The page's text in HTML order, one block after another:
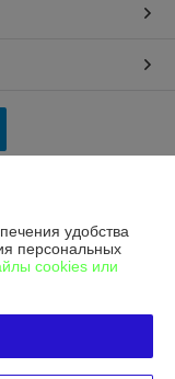
2
удобства
персональных
cookies или